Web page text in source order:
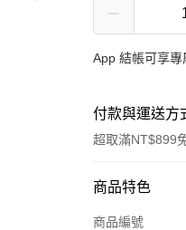
App 結帳可享專
付款與運送方
超取滿NT$899
付款方式
信用卡一次付款
商品特色
商品編號